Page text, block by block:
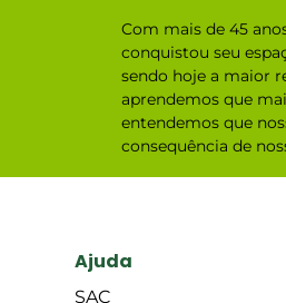
Com mais de 45
conquistou seu
sendo hoje a maior
aprendemos que
entendemos que
consequência de
Ajuda
SAC